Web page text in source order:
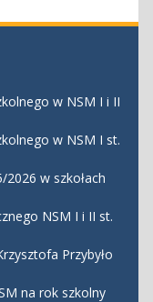
w NSM I i II
w NSM I st.
w szkołach
NSM I i II st.
Przybyło
na rok szkolny